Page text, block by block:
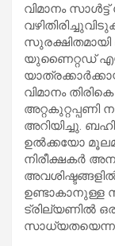
വിമാനം
യുണൈറ്റഡ്
വിമാനം
അറിയിച്ചു.
ഉൽക്കയോ
നിരീക്ഷകർ
ഉണ്ടാകാനുള്ള
ട്രില്യണിൽ